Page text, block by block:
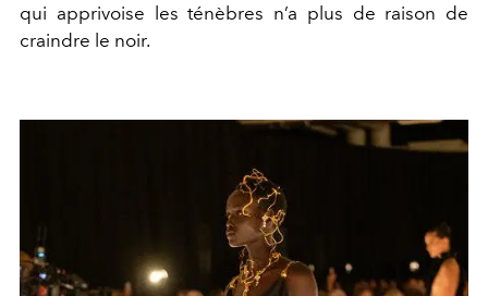
qui apprivoise les ténèbres n’a plus de raison de
craindre le noir.